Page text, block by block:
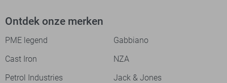
Ontdek onze merken
PME legend
Gabbiano
Cast Iron
NZA
Petrol Industries
Jack & Jones